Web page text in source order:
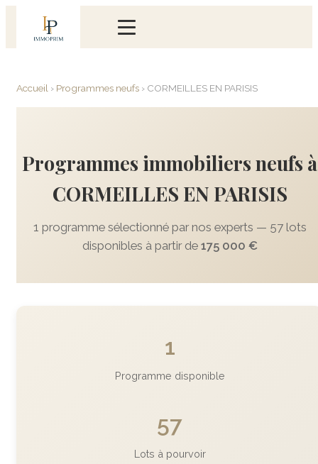
Accueil › Programmes neufs › CORMEILLES EN PARISIS
Programmes immobiliers neufs à
CORMEILLES EN PARISIS
1 programme sélectionné par nos experts — 57 lots
disponibles à partir de 175 000 €
1
Programme disponible
57
Lots à pourvoir